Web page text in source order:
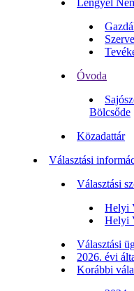
Lengyel
Óvoda
Bölcsőde
Közadattár
Választási
Választási
Helyi
Helyi
Választási
2026. évi
Korábbi